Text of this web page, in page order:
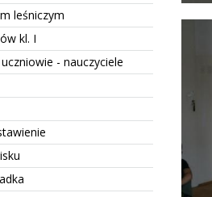
leśniczym
kl. I
- nauczyciele